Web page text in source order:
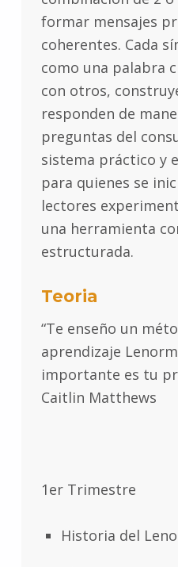
formar mensajes
coherentes. Cada
como una palabra
con otros,
responden de
preguntas del
sistema práctico y
para quienes se
lectores
una herramienta
estructurada.
Teoria
“Te enseño un
aprendizaje
importante es tu
Caitlin Matthews
1er Trimestre
Historia del